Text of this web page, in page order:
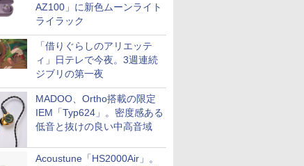
AZ100」に新色ムーンライト
ライラック
「借りぐらしのアリエッテ
ィ」日テレで今夜。3週連続
ジブリの第一夜
MADOO、Ortho搭載の限定
IEM「Typ624」。密度感ある
低音と抜けの良い中高音域
Acoustune「HS2000Air」。